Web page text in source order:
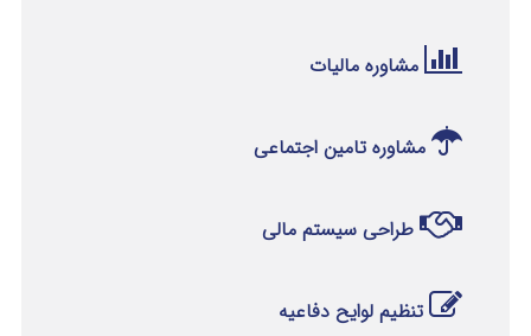
مشاوره مالیات
مشاوره تامین اجتماعی
طراحی سیستم مالی
تنظیم لوایح دفاعیه